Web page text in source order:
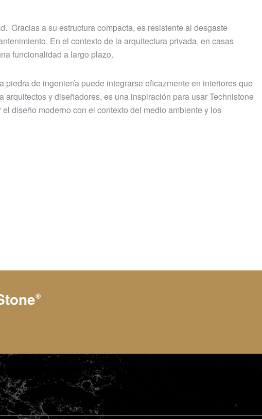
Gracias a su estructura compacta, es resistente al desgaste
En el contexto de la arquitectura privada, en casas
funcionalidad a largo plazo.
de ingeniería puede integrarse eficazmente en interiores que
y diseñadores, es una inspiración para usar Technistone
diseño moderno con el contexto del medio ambiente y los
®